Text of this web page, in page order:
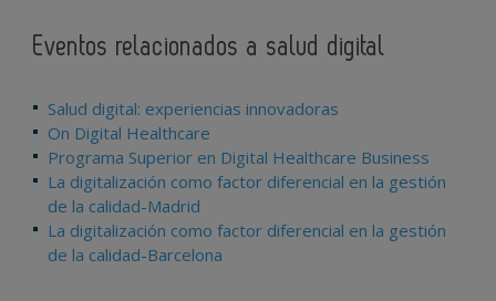
Eventos relacionados a salud digital
Salud digital: experiencias innovadoras
On Digital Healthcare
Programa Superior en Digital Healthcare Business
La digitalización como factor diferencial en la gestión
de la calidad-Madrid
La digitalización como factor diferencial en la gestión
de la calidad-Barcelona